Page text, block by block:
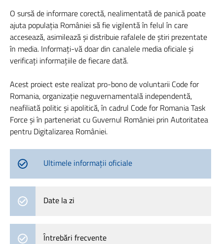
O sursă de informare corectă, nealimentată de panică poate
ajuta populația României să fie vigilentă în felul în care
accesează, asimilează și distribuie rafalele de știri prezentate
în media. Informați-vă doar din canalele media oficiale și
verificați informațiile de fiecare dată.
Acest proiect este realizat pro-bono de voluntarii Code for
Romania, organizație neguvernamentală independentă,
neafiliată politic și apolitică, în cadrul Code for Romania Task
Force și în parteneriat cu Guvernul României prin Autoritatea
pentru Digitalizarea României.
Ultimele informații oficiale
Date la zi
Întrebări frecvente